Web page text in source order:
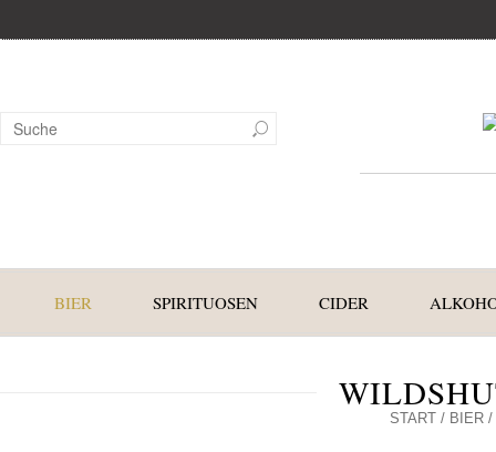
BIER SPIRITUOSEN CIDER
START / BIER /